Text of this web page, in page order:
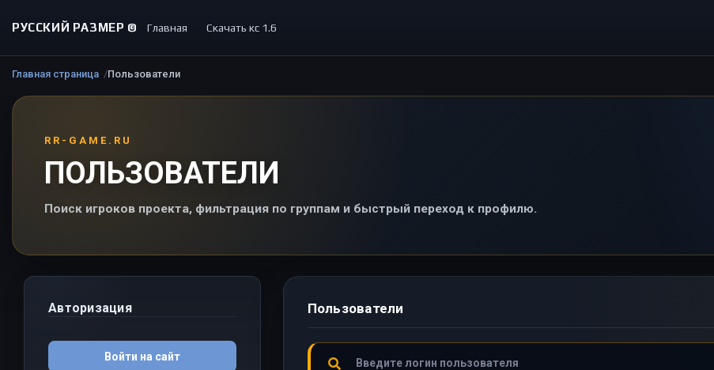
РУССКИЙ РАЗМЕР © Главная Скачать кс 1.6
Главная страница Пользователи
RR-GAME.RU
ПОЛЬЗОВАТЕЛИ
Поиск игроков проекта, фильтрация по группам и быстрый переход к профилю.
Авторизация
Войти на сайт
Пользователи